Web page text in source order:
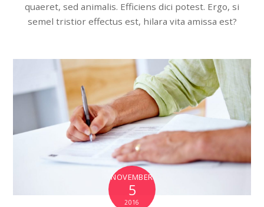
quaeret, sed animalis. Efficiens dici potest. Ergo, si
semel tristior effectus est, hilara vita amissa est?
NOVEMBER
5
2016